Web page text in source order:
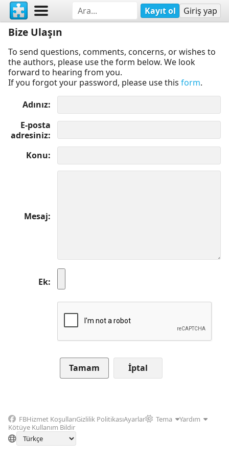
Kayıt ol Giriş yap
Bize Ulaşın
To send questions, comments, concerns, or wishes to
the authors, please use the form below. We look
forward to hearing from you.
If you forgot your password, please use this form.
Adınız
E-posta
adresiniz
Konu
Mesaj
Ek
İptal
FBHizmet KoşullarıGizlilik PolitikasıAyarlar Tema
Yardım
Kötüye Kullanım Bildir